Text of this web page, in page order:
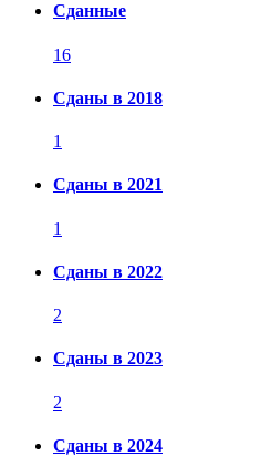
Сданные
16
Сданы в 2018
1
Сданы в 2021
1
Сданы в 2022
2
Сданы в 2023
2
Сданы в 2024